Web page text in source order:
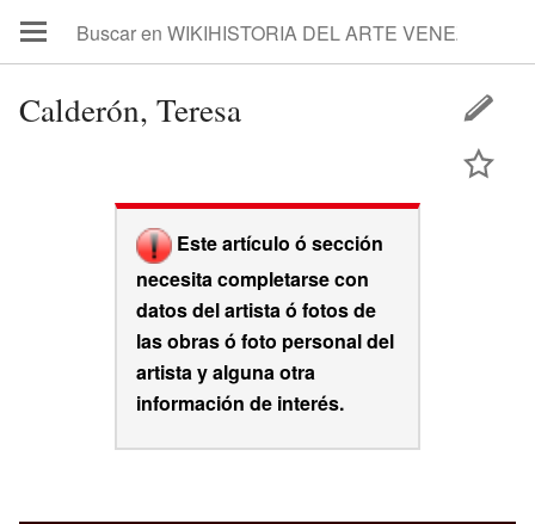
Calderón, Teresa
Este artículo ó sección
necesita completarse con
datos del artista ó fotos de
las obras ó foto personal del
artista y alguna otra
información de interés.